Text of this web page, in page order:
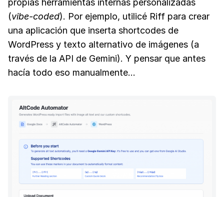
propias herramientas internas personalizadas
(vibe-coded). Por ejemplo, utilicé Riff para crear
una aplicación que inserta shortcodes de
WordPress y texto alternativo de imágenes (a
través de la API de Gemini). Y pensar que antes
hacía todo eso manualmente...